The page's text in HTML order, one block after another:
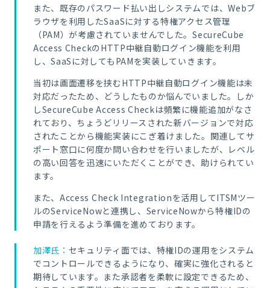
また、既存のパスワード払い出しシステムでは、Webブ
ラウザを利用したSaaSに対する特権アクセス管理
（PAM）が考慮されていませんでした。SecureCube
Access CheckのHTTP中継自動ログイン機能を利用
し、SaaSに対してもPAMを実装していきます。
当初は画面遷移を挟むHTTP中継自動ログイン機能は未
対応だったため、どうしたものか悩んでいました。しか
しSecureCube Access Checkは頻繁に機能追加がなさ
れており、ちょうどリリースされた新バージョンで対応
されたことから機能実装にこぎ着けました。関連してサ
ポート窓口に何度か問い合わせを行いましたが、レベル
の高い回答を迅速にいただくことができ、助けられてい
ます。
また、Access Check Integrationを活用してITSMツー
ルのServiceNowと連携し、ServiceNowから特権IDの
申請を行えるよう準備を進めております。
加澤氏： セキュリティ面では、特権IDの運用をシステム
でコントロールできるようになり、確実に強化されると
期待しています。また承認者を柔軟に設定できるため、